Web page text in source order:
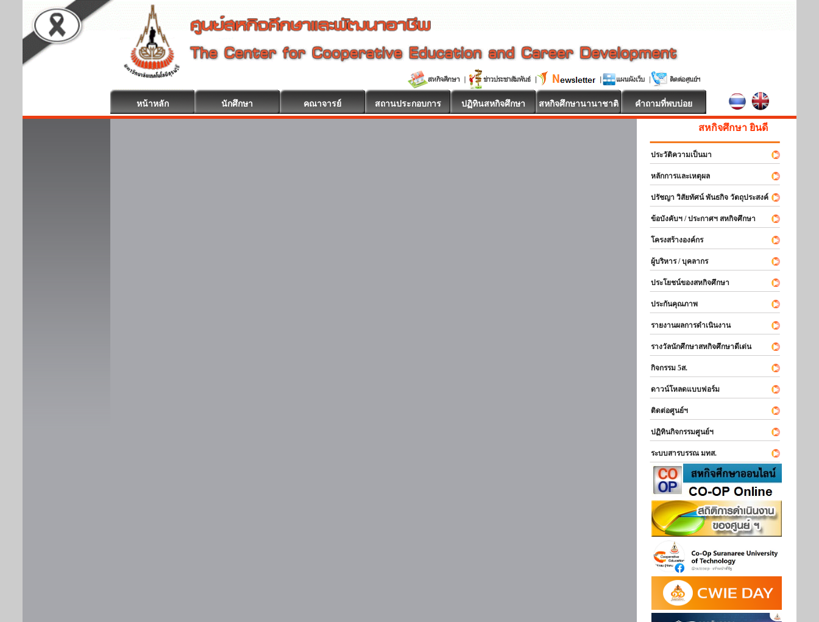
หน้าหลัก นักศึกษา คณาจารย์ สถานประกอบการ ปฏิทินสหกิจศึกษา สหกิจศึกษานานาชาติ คำถามที่พบบ่อย
สหกิจศึกษา ยินดีต้อนรับ
ประวัติความเป็นมา
หลักการและเหตุผล
ปรัชญา วิสัยทัศน์ พันธกิจ วัตถุประสงค์
ข้อบังคับฯ / ประกาศฯ สหกิจศึกษา
โครงสร้างองค์กร
ผู้บริหาร / บุคลากร
ประโยชน์ของสหกิจศึกษา
ประกันคุณภาพ
รายงานผลการดำเนินงาน
รางวัลนักศึกษาสหกิจศึกษาดีเด่น
กิจกรรม 5ส.
ดาวน์โหลดแบบฟอร์ม
ติดต่อศูนย์ฯ
ปฏิทินกิจกรรมศูนย์ฯ
ระบบสารบรรณ มทส.